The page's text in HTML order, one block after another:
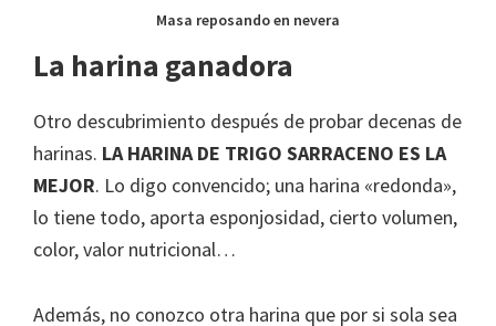
Masa reposando en nevera
La harina ganadora
Otro descubrimiento después de probar decenas de
harinas. LA HARINA DE TRIGO SARRACENO ES LA
MEJOR. Lo digo convencido; una harina «redonda»,
lo tiene todo, aporta esponjosidad, cierto volumen,
color, valor nutricional…
Además, no conozco otra harina que por si sola sea